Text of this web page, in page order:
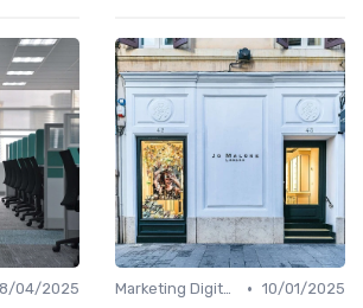
04/2025
Marketing Digital et Réseaux Sociaux • 10/01/2025